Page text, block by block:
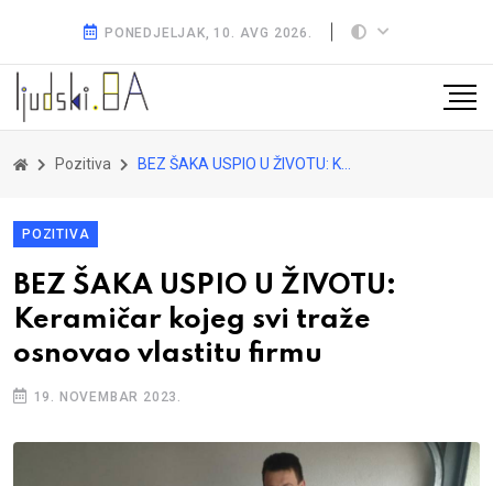
PONEDJELJAK, 10. AVG 2026.
Pozitiva BEZ ŠAKA USPIO U ŽIVOTU: Keramičar kojeg svi traže osnovao vlastitu firmu
POZITIVA
BEZ ŠAKA USPIO U ŽIVOTU:
Keramičar kojeg svi traže
osnovao vlastitu firmu
19. NOVEMBAR 2023.